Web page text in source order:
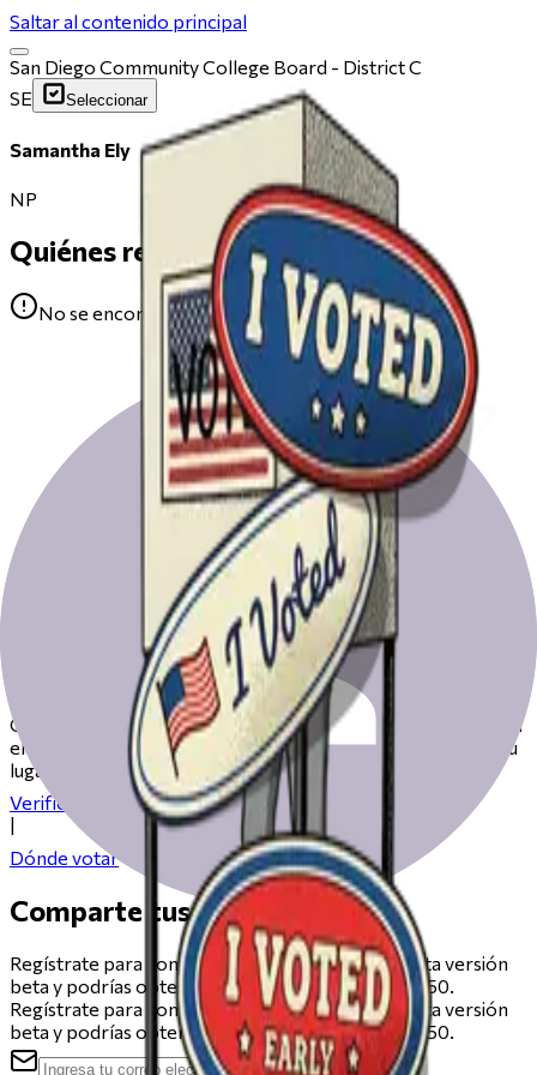
Saltar al contenido principal
San Diego Community College Board - District C
SE
Seleccionar
Samantha Ely
NP
Quiénes respaldan
No se encontraron avales para Samantha Ely.
Prepárate para votar el día de las
elecciones
Consulta nuestros recursos para ayudarte a prepararte para
el día de las elecciones, desde registrarte hasta encontrar tu
lugar de votación.
Verifica tu registro
Dónde votar
Comparte tus comentarios
Regístrate para compartir comentarios sobre esta versión
beta y podrías obtener una tarjeta de regalo de $50.
Regístrate para compartir comentarios sobre esta versión
beta y podrías obtener una tarjeta de regalo de $50.